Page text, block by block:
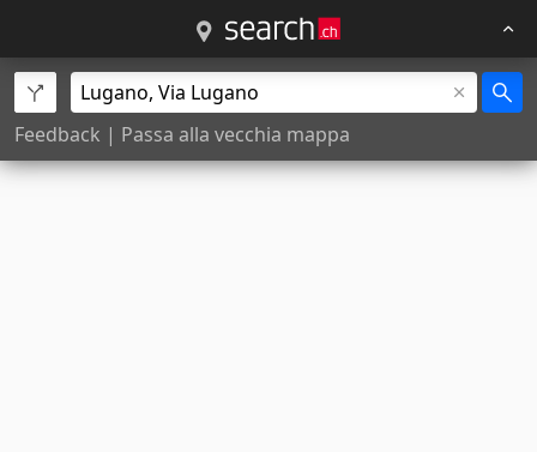
Feedback | Passa alla vecchia mappa